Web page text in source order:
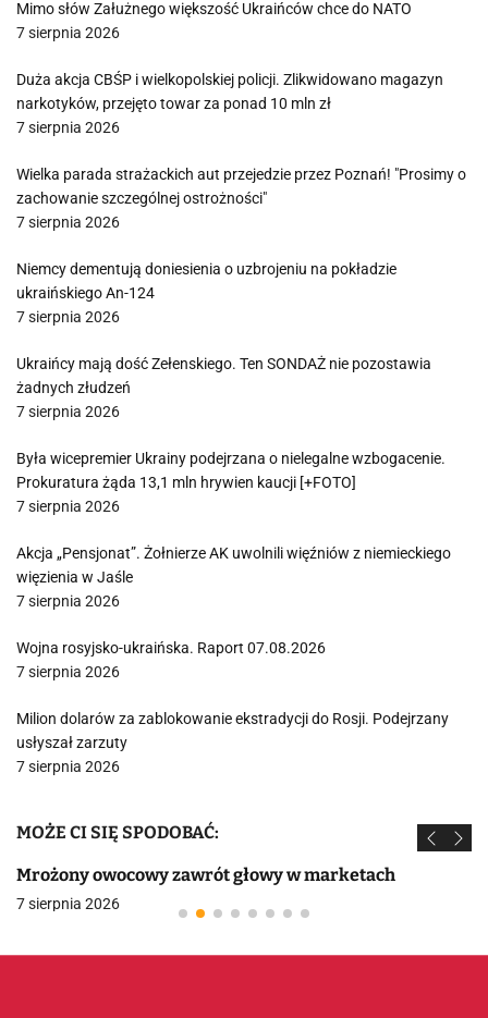
Mimo słów Załużnego większość Ukraińców chce do NATO
7 sierpnia 2026
Duża akcja CBŚP i wielkopolskiej policji. Zlikwidowano magazyn
narkotyków, przejęto towar za ponad 10 mln zł
7 sierpnia 2026
Wielka parada strażackich aut przejedzie przez Poznań! "Prosimy o
zachowanie szczególnej ostrożności"
7 sierpnia 2026
Niemcy dementują doniesienia o uzbrojeniu na pokładzie
ukraińskiego An-124
7 sierpnia 2026
Ukraińcy mają dość Zełenskiego. Ten SONDAŻ nie pozostawia
żadnych złudzeń
7 sierpnia 2026
Była wicepremier Ukrainy podejrzana o nielegalne wzbogacenie.
Prokuratura żąda 13,1 mln hrywien kaucji [+FOTO]
7 sierpnia 2026
Akcja „Pensjonat”. Żołnierze AK uwolnili więźniów z niemieckiego
więzienia w Jaśle
7 sierpnia 2026
Wojna rosyjsko-ukraińska. Raport 07.08.2026
7 sierpnia 2026
Milion dolarów za zablokowanie ekstradycji do Rosji. Podejrzany
usłyszał zarzuty
7 sierpnia 2026
MOŻE CI SIĘ SPODOBAĆ:
Mrożony owocowy zawrót głowy w marketach
7 sierpnia 2026